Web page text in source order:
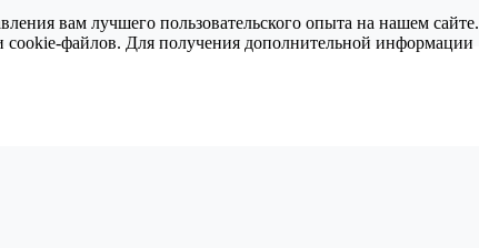
вам лучшего пользовательского опыта на нашем сайте.
cookie-файлов. Для получения дополнительной информации